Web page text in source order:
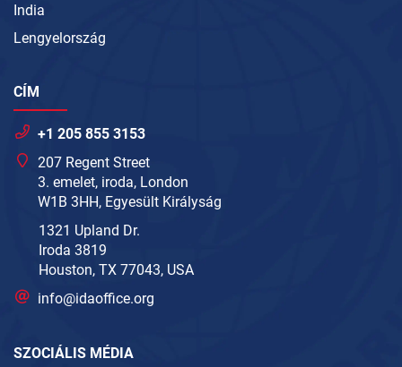
India
Lengyelország
CÍM
+1 205 855 3153
207 Regent Street
3. emelet, iroda, London
W1B 3HH, Egyesült Királyság
1321 Upland Dr.
Iroda 3819
Houston, TX 77043, USA
info@idaoffice.org
SZOCIÁLIS MÉDIA